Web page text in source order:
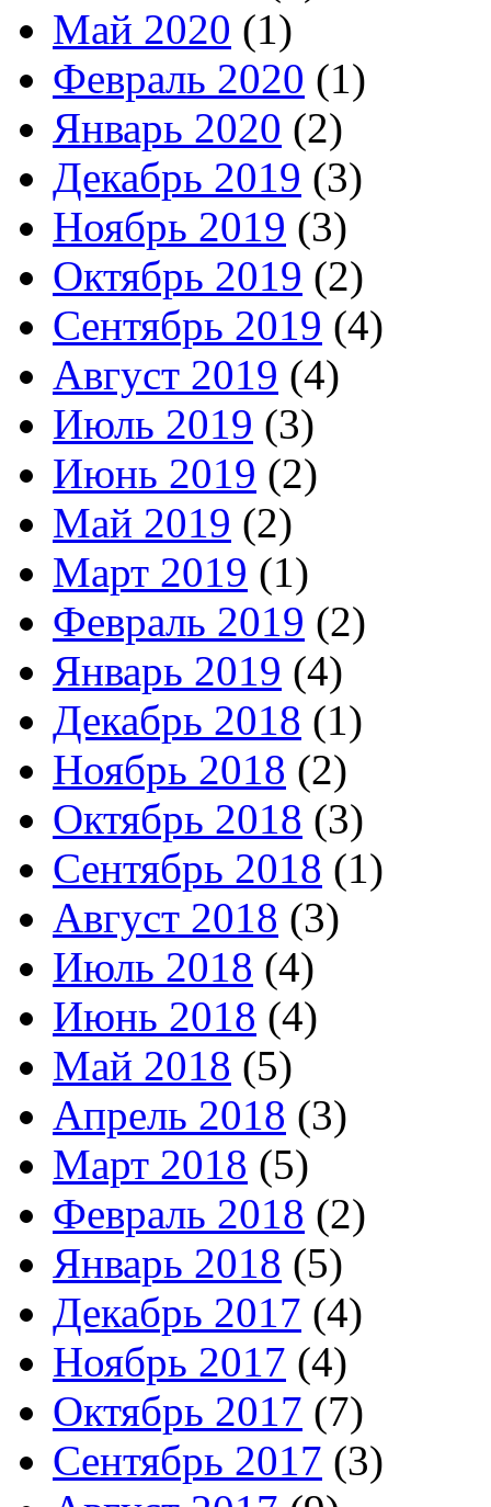
Май 2020 (1)
Февраль 2020 (1)
Январь 2020 (2)
Декабрь 2019 (3)
Ноябрь 2019 (3)
Октябрь 2019 (2)
Сентябрь 2019 (4)
Август 2019 (4)
Июль 2019 (3)
Июнь 2019 (2)
Май 2019 (2)
Март 2019 (1)
Февраль 2019 (2)
Январь 2019 (4)
Декабрь 2018 (1)
Ноябрь 2018 (2)
Октябрь 2018 (3)
Сентябрь 2018 (1)
Август 2018 (3)
Июль 2018 (4)
Июнь 2018 (4)
Май 2018 (5)
Апрель 2018 (3)
Март 2018 (5)
Февраль 2018 (2)
Январь 2018 (5)
Декабрь 2017 (4)
Ноябрь 2017 (4)
Октябрь 2017 (7)
Сентябрь 2017 (3)